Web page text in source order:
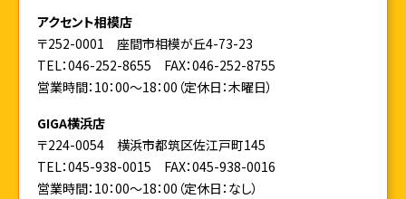
アクセント相模店
〒252-0001 座間市相模が丘4-73-23
TEL：046-252-8655 FAX：046-252-8755
営業時間：10：00～18：00（定休日：木曜日）
GIGA横浜店
〒224-0054 横浜市都筑区佐江戸町145
TEL：045-938-0015 FAX：045-938-0016
営業時間：10：00～18：00（定休日：なし）